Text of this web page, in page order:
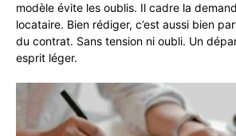
modèle évite les oublis. Il cadre la
locataire. Bien rédiger, c’est aussi bien
du contrat. Sans tension ni oubli. Un
esprit léger.